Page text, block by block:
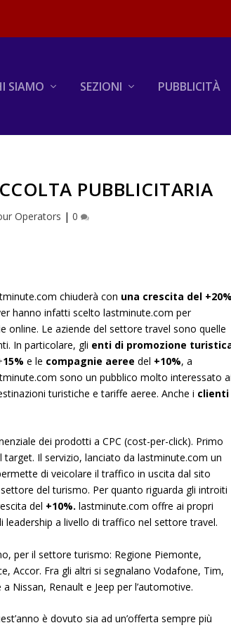
SIAMO SEZIONI PUBBLICITÀ
PUBBLICITARIA
Operators |0
chiuderà con una crescita del
hanno infatti scelto lastminute.com per
online. Le aziende del settore travel sono quelle
In particolare, gli enti di promozione
15% e le compagnie aeree del +10%, a
sono un pubblico molto interessato
turistiche e tariffe aeree. Anche i clienti
dei prodotti a CPC (cost-per-click). Primo
target. Il servizio, lanciato da lastminute.com un
di veicolare il traffico in uscita dal sito
del turismo. Per quanto riguarda gli introiti
del +10%. lastminute.com offre ai propri
a livello di traffico nel settore travel.
per il settore turismo: Regione Piemonte,
Accor. Fra gli altri si segnalano Vodafone, Tim,
Nissan, Renault e Jeep per l’automotive.
è dovuto sia ad un’offerta sempre più